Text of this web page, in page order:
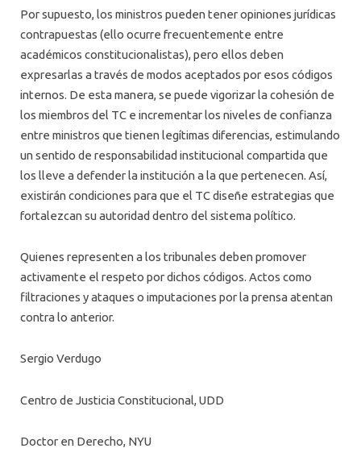
Por supuesto, los ministros pueden tener opiniones jurídicas
contrapuestas (ello ocurre frecuentemente entre
académicos constitucionalistas), pero ellos deben
expresarlas a través de modos aceptados por esos códigos
internos. De esta manera, se puede vigorizar la cohesión de
los miembros del TC e incrementar los niveles de confianza
entre ministros que tienen legítimas diferencias, estimulando
un sentido de responsabilidad institucional compartida que
los lleve a defender la institución a la que pertenecen. Así,
existirán condiciones para que el TC diseñe estrategias que
fortalezcan su autoridad dentro del sistema político.
Quienes representen a los tribunales deben promover
activamente el respeto por dichos códigos. Actos como
filtraciones y ataques o imputaciones por la prensa atentan
contra lo anterior.
Sergio Verdugo
Centro de Justicia Constitucional, UDD
Doctor en Derecho, NYU